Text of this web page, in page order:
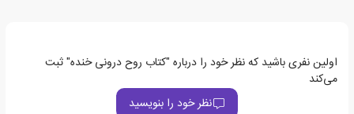
اولین نفری باشید که نظر خود را درباره "کتاب روح درونی خنده" ثبت
می‌کند
نظر خود را بنویسید